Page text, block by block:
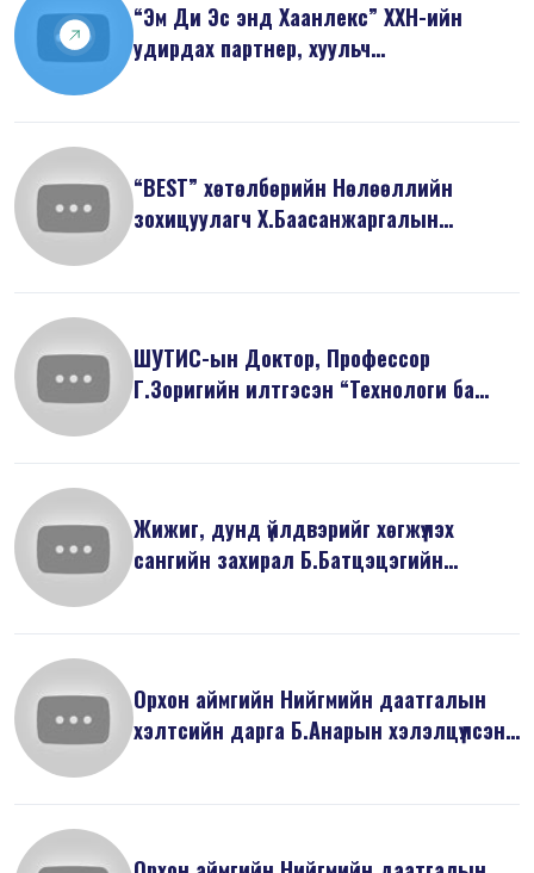
“Эм Ди Эс энд Хаанлекс” ХХН-ийн
удирдах партнер, хуульч
“BEST” хөтөлбөрийн Нөлөөллийн
зохицуулагч Х.Баасанжаргалын
ШУТИС-ын Доктор, Профессор
Г.Зоригийн илтгэсэн “Технологи ба
Жижиг, дунд үйлдвэрийг хөгжүүлэх
сангийн захирал Б.Батцэцэгийн
Орхон аймгийн Нийгмийн даатгалын
хэлтсийн дарга Б.Анарын хэлэлцүүлсэн